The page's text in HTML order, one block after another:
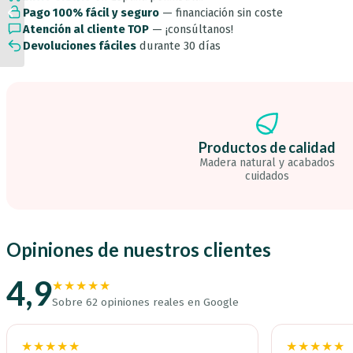
Barnizada
de
Madera
Juego
Pago 100% fácil y seguro — financiación sin coste
Atención al cliente TOP — ¡consúltanos!
Devoluciones fáciles durante 30 días
Productos de calidad
Madera natural y acabados
cuidados
Opiniones de nuestros clientes
4,9★★★★★
Sobre 62 opiniones reales en Google
★★★★★ ★★★★★
Foam | Montessori |
Equilibrio,...